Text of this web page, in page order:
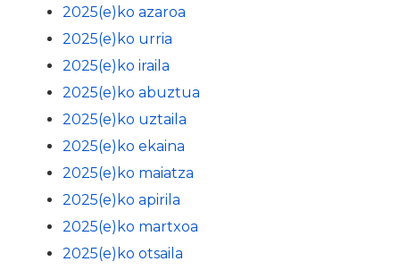
2025(e)ko azaroa
2025(e)ko urria
2025(e)ko iraila
2025(e)ko abuztua
2025(e)ko uztaila
2025(e)ko ekaina
2025(e)ko maiatza
2025(e)ko apirila
2025(e)ko martxoa
2025(e)ko otsaila